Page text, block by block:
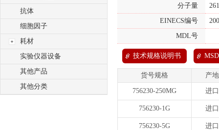
抗体
细胞因子
耗材
实验仪器设备
其他产品
其他分类
分子量
EINECS编号
MDL号
技术规格说明书
货号规格 产
756230-250MG 进
756230-1G 进
756230-5G 进